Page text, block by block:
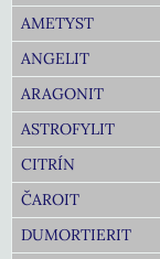
AMETYST
ANGELIT
ARAGONIT
ASTROFYLIT
CITRÍN
ČAROIT
DUMORTIERIT